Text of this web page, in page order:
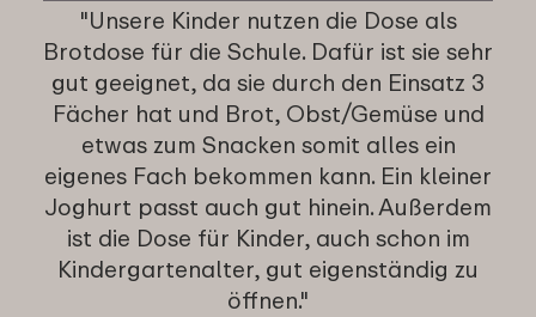
"Unsere Kinder nutzen die Dose als
Brotdose für die Schule. Dafür ist sie sehr
gut geeignet, da sie durch den Einsatz 3
Fächer hat und Brot, Obst/Gemüse und
etwas zum Snacken somit alles ein
eigenes Fach bekommen kann. Ein kleiner
Joghurt passt auch gut hinein. Außerdem
ist die Dose für Kinder, auch schon im
Kindergartenalter, gut eigenständig zu
öffnen."